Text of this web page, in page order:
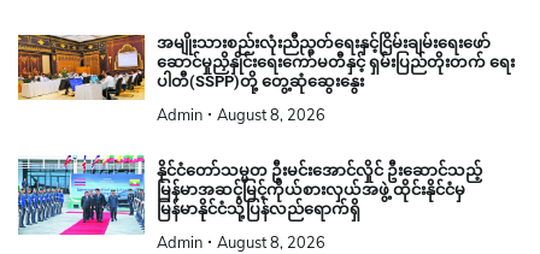
အမျိုးသားစည်းလုံးညီညွတ်ရေးနှင့်ငြိမ်းချမ်းရေးဖော်
ဆောင်မှုညှိနှိုင်းရေးကော်မတီနှင့် ရှမ်းပြည်တိုးတက် ရေး
ပါတီ(SSPP)တို့ တွေ့ဆုံဆွေးနွေး
Admin August 8, 2026
နိုင်ငံတော်သမ္မတ ဦးမင်းအောင်လှိုင် ဦးဆောင်သည့်
မြန်မာအဆင့်မြင့်ကိုယ်စားလှယ်အဖွဲ့ ထိုင်းနိုင်ငံမှ
မြန်မာနိုင်ငံသို့ပြန်လည်ရောက်ရှိ
Admin August 8, 2026